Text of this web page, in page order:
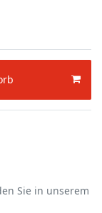
Sie in unserem